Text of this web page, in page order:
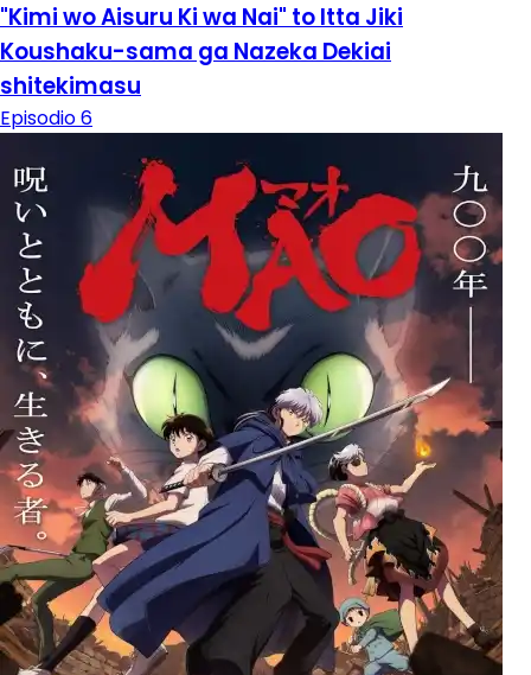
"Kimi wo Aisuru Ki wa Nai" to Itta Jiki
Koushaku-sama ga Nazeka Dekiai
shitekimasu
Episodio 6